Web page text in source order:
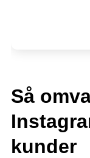
Så
kunder